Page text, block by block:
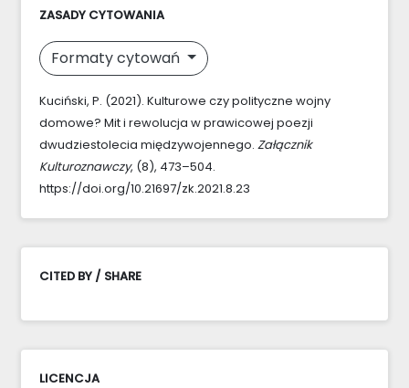
ZASADY CYTOWANIA
Formaty cytowań
Kuciński, P. (2021). Kulturowe czy polityczne wojny
domowe? Mit i rewolucja w prawicowej poezji
dwudziestolecia międzywojennego. Załącznik
Kulturoznawczy, (8), 473–504.
https://doi.org/10.21697/zk.2021.8.23
CITED BY / SHARE
LICENCJA